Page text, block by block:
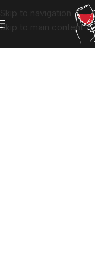
Skip to navigation
Skip to main content